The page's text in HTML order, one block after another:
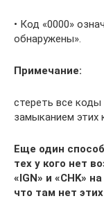
• Код «0000»
обнаружены».
Примечание:
стереть все
замыканием этих
Еще один
тех у кого нет
«IGN» и «CHK»
что там нет